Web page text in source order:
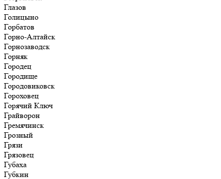
Глазов
Голицыно
Горбатов
Горно-Алтайск
Горнозаводск
Горняк
Городец
Городище
Городовиковск
Гороховец
Горячий Ключ
Грайворон
Гремячинск
Грозный
Грязи
Грязовец
Губаха
Губкин